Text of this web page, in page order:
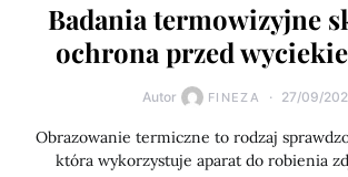
Badania termowizyjne
ochrona przed
Autor FINEZA 27/09/
Obrazowanie termiczne to rodzaj
która wykorzystuje aparat do robienia